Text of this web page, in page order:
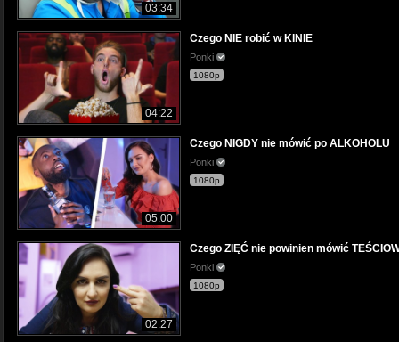
03:34
04:22
Czego NIE robić w KINIE
Ponki
1080p
05:00
Czego NIGDY nie mówić po ALKOHOLU
Ponki
1080p
02:27
Czego ZIĘĆ nie powinien mówić
Ponki
1080p